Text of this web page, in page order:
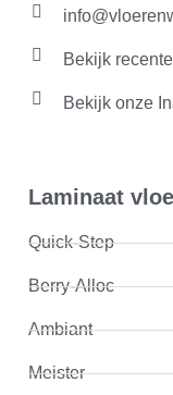
Bekijk
Bekijk onze
Laminaat
Quick-Step
Berry-Alloc
Ambiant
Meister